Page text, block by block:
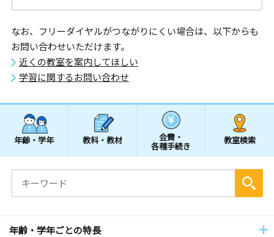
なお、フリーダイヤルがつながりにくい場合は、以下からも
お問い合わせいただけます。
近くの教室を案内してほしい
学習に関するお問い合わせ
年齢・学年 教科・教材 会費・
各種手続き
教室検索
年齢・学年ごとの特長